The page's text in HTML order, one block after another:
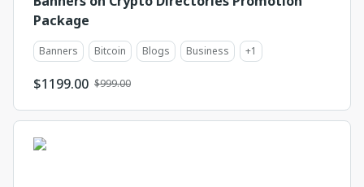
Package
Banners Bitcoin Blogs Business +1
$1199.00 $999.00